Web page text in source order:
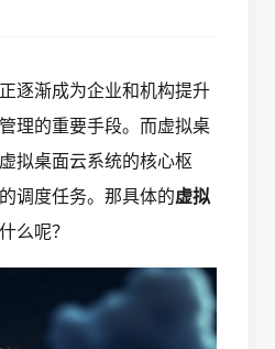
逐渐成为企业和机构提升
理的重要手段。而虚拟桌
拟桌面云系统的核心枢
调度任务。那具体的虚拟
么呢？